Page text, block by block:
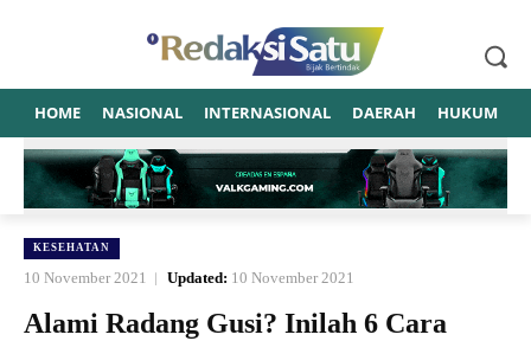
HOME NASIONAL INTERNASIONAL DAERAH HUKUM
KESEHATAN
10 November 2021 Updated: 10 November 2021
Alami Radang Gusi? Inilah 6 Cara